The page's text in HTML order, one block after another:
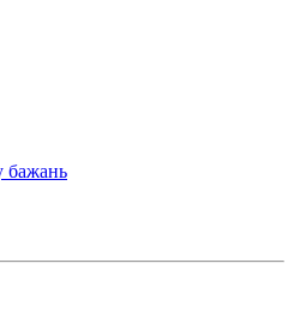
бажань